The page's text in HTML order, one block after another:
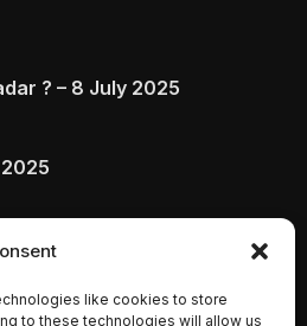
like cookies to store
to these technologies will allow us
? – 8 July 2025
5 July 2025